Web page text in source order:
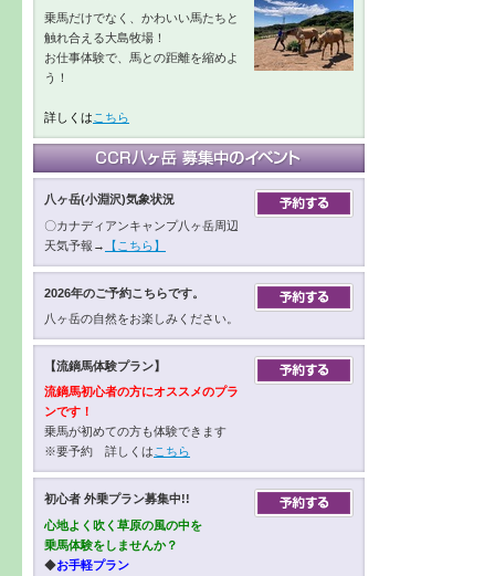
乗馬だけでなく、かわいい馬たちと
触れ合える大島牧場！
お仕事体験で、馬との距離を縮めよ
う！
詳しくは こちら
八ヶ岳(小淵沢)気象状況
〇カナディアンキャンプ八ヶ岳周辺
天気予報→
【こちら】
2026年のご予約こちらです。
八ヶ岳の自然をお楽しみください。
【流鏑馬体験プラン】
流鏑馬初心者の方にオススメのプラ
ンです！
乗馬が初めての方も体験できます
※要予約 詳しくは こちら
初心者 外乗プラン募集中!!
心地よく吹く草原の風の中を
乗馬体験をしませんか？
◆お手軽プラン